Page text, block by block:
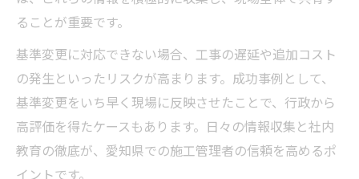
ることが重要です。
基準変更に対応できない場合、工事の遅延や追加コスト
の発生といったリスクが高まります。成功事例として、
基準変更をいち早く現場に反映させたことで、行政から
高評価を得たケースもあります。日々の情報収集と社内
教育の徹底が、愛知県での施工管理者の信頼を高めるポ